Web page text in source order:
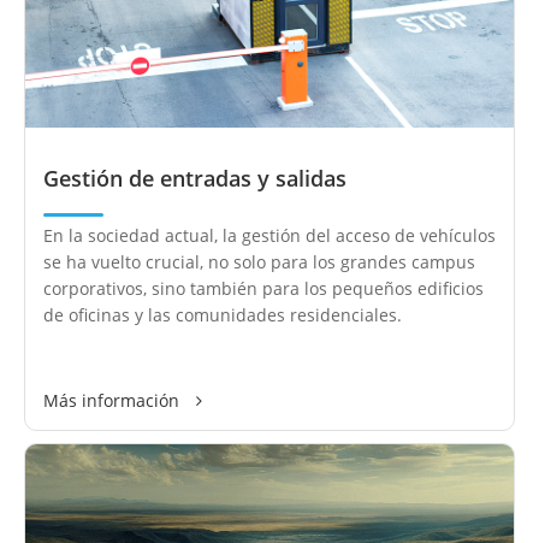
Gestión de entradas y salidas
En la sociedad actual, la gestión del acceso de vehículos
se ha vuelto crucial, no solo para los grandes campus
corporativos, sino también para los pequeños edificios
de oficinas y las comunidades residenciales.
Más información